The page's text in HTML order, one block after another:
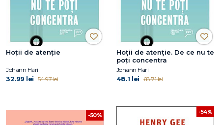
Hoții de atenție
Johann Hari
32.99 lei 54.97 lei
Hoții de atenție. De ce nu te
poți concentra
Johann Hari
48.1 lei 68.71 lei
-50%
-54%